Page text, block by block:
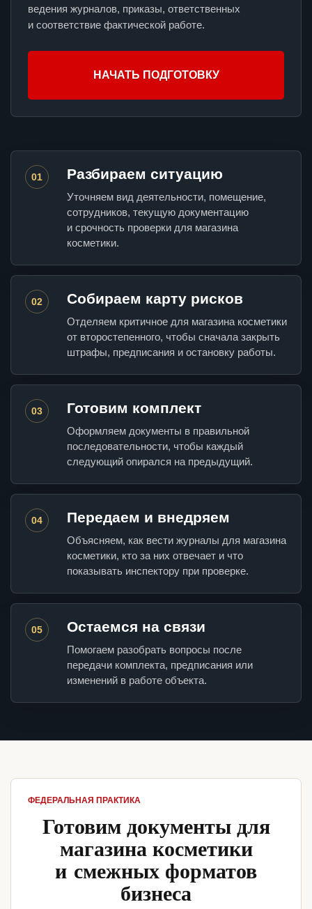
ведения журналов, приказы, ответственных
и соответствие фактической работе.
НАЧАТЬ ПОДГОТОВКУ
01 Разбираем ситуацию
Уточняем вид деятельности, помещение,
сотрудников, текущую документацию
и срочность проверки для магазина
косметики.
02 Собираем карту рисков
Отделяем критичное для магазина косметики
от второстепенного, чтобы сначала закрыть
штрафы, предписания и остановку работы.
03 Готовим комплект
Оформляем документы в правильной
последовательности, чтобы каждый
следующий опирался на предыдущий.
04 Передаем и внедряем
Объясняем, как вести журналы для магазина
косметики, кто за них отвечает и что
показывать инспектору при проверке.
05 Остаемся на связи
Помогаем разобрать вопросы после
передачи комплекта, предписания или
изменений в работе объекта.
ФЕДЕРАЛЬНАЯ ПРАКТИКА
Готовим документы для
магазина косметики
и смежных форматов
бизнеса